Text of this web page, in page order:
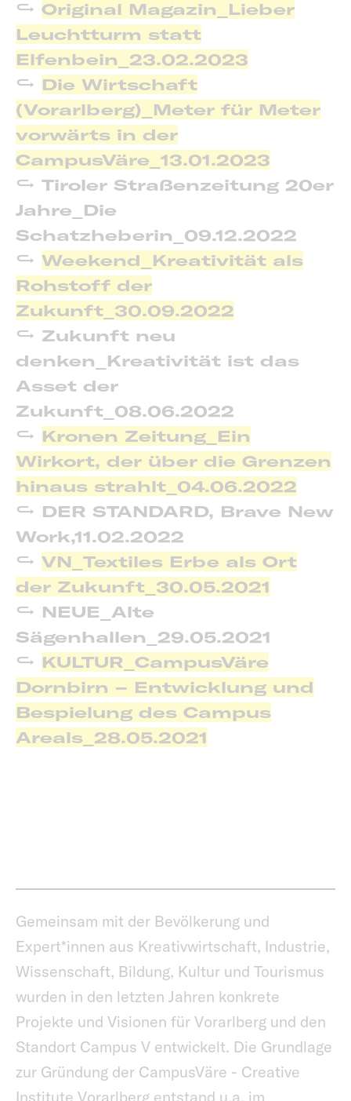
Original Magazin_Lieber
Leuchtturm statt
Elfenbein_23.02.2023
Die Wirtschaft
(Vorarlberg)_Meter für Meter
vorwärts in der
CampusVäre_13.01.2023
Tiroler Straßenzeitung 20er
Jahre_Die
Schatzheberin_09.12.2022
Weekend_Kreativität als
Rohstoff der
Zukunft_30.09.2022
Zukunft neu
denken_Kreativität ist das
Asset der
Zukunft_08.06.2022
Kronen Zeitung_Ein
Wirkort, der über die Grenzen
hinaus strahlt_04.06.2022
DER STANDARD, Brave New
Work,11.02.2022
VN_Textiles Erbe als Ort
der Zukunft_30.05.2021
NEUE_Alte
Sägenhallen_29.05.2021
KULTUR_CampusVäre
Dornbirn – Entwicklung und
Bespielung des Campus
Areals_28.05.2021
Gemeinsam mit der Bevölkerung und
Expert*innen aus Kreativwirtschaft, Industrie,
Wissenschaft, Bildung, Kultur und Tourismus
wurden in den letzten Jahren konkrete
Projekte und Visionen für Vorarlberg und den
Standort Campus V entwickelt. Die Grundlage
zur Gründung der CampusVäre - Creative
Institute Vorarlberg entstand u.a. im